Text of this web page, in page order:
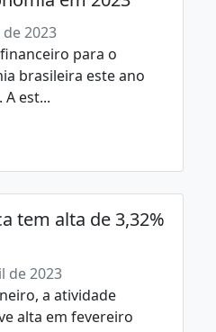
2023
para o
brasileira este ano
A est...
tem alta de 3,32%
de 2023
a atividade
alta em fevereiro